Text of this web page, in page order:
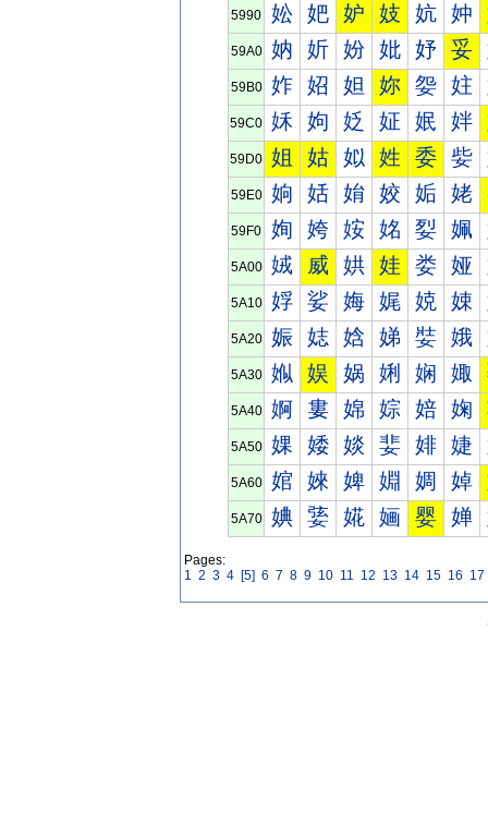
5990 妐 妑 妒 妓 妔 妕
59A0 妠 妡 妢 妣 妤 妥
59B0 妰 妱 妲 妳 妴 妵
59C0 姀 姁 姂 姃 姄 姅
59D0 姐 姑 姒 姓 委 姕
59E0 姠 姡 姢 姣 姤 姥
59F0 姰 姱 姲 姳 姴 姵
5A00 娀 威 娂 娃 娄 娅
5A10 娐 娑 娒 娓 娔 娕
5A20 娠 娡 娢 娣 娤 娥
5A30 娰 娱 娲 娳 娴 娵
5A40 婀 婁 婂 婃 婄 婅
5A50 婐 婑 婒 婓 婔 婕
5A60 婠 婡 婢 婣 婤 婥
5A70 婰 婱 婲 婳 婴 婵
Pages:
1 2 3 4 [5] 6 7 8 9 10 11 12 13 14 15 16 17